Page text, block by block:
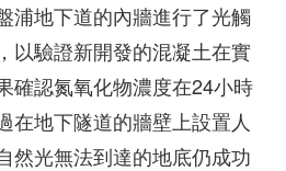
浦地下道的內牆進行了光觸
以驗證新開發的混凝土在實
確認氮氧化物濃度在24小時
在地下隧道的牆壁上設置人
然光無法到達的地底仍成功